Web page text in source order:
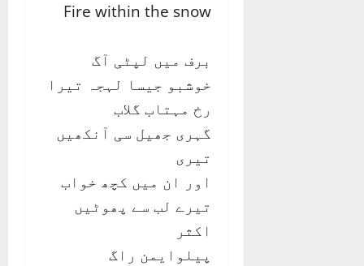
Fire within the snow
برف میں لپٹی آگ
خوشبو جیسا لہجہ تیرا
رخ مہتاب گلاب
گہری جھیل سی آنکھیں
تیری
اور ان میں کچھ خواب
تیرے لب سے پھوٹیں
اکثر
پیلوایمن راگ